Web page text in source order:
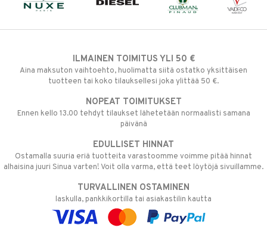
ILMAINEN TOIMITUS YLI 50 €
Aina maksuton vaihtoehto, huolimatta siitä ostatko yksittäisen
tuotteen tai koko tilauksellesi joka ylittää 50 €.
NOPEAT TOIMITUKSET
Ennen kello 13.00 tehdyt tilaukset lähetetään normaalisti samana
päivänä
EDULLISET HINNAT
Ostamalla suuria eriä tuotteita varastoomme voimme pitää hinnat
alhaisina juuri Sinua varten! Voit olla varma, että teet löytöjä sivuillamme.
TURVALLINEN OSTAMINEN
laskulla, pankkikortilla tai asiakastilin kautta